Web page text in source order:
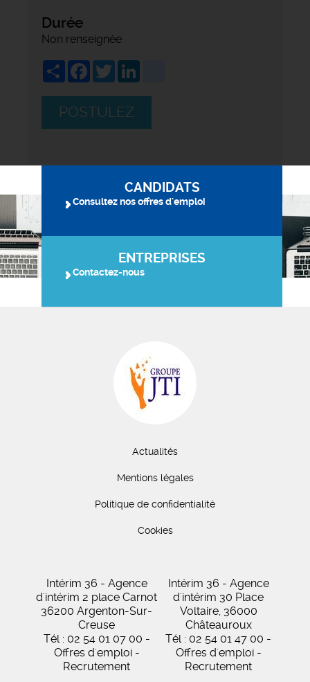
Durée
Non renseignée
ShareFacebook
Twitter
POSTULEZ
CANDIDATS
Consultez nos offres d'emploi
ENTREPRISES
Contactez-nous
Actualités
Mentions légales
Politique de confidentialité
Cookies
Intérim 36 - Agence
d'intérim 2 place Carnot
36200 Argenton-Sur-
Creuse
Tél : 02 54 01 07 00 -
Offres d'emploi -
Recrutement
Intérim 36 - Agence
d'intérim 30 Place
Voltaire, 36000
Châteauroux
Tél : 02 54 01 47 00 -
Offres d'emploi -
Recrutement